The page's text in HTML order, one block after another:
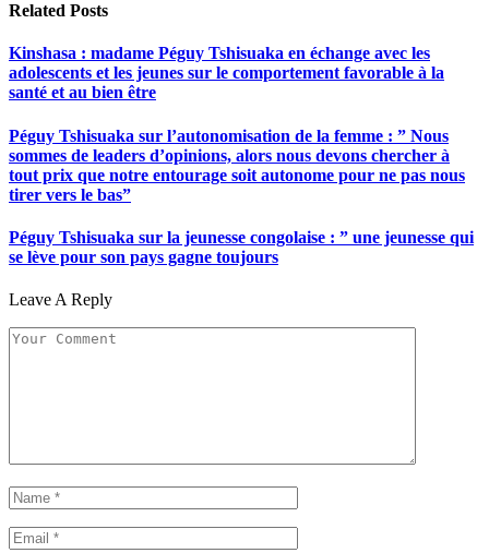
Related Posts
Kinshasa : madame Péguy Tshisuaka en échange avec les
adolescents et les jeunes sur le comportement favorable à la
santé et au bien être
Péguy Tshisuaka sur l’autonomisation de la femme : ” Nous
sommes de leaders d’opinions, alors nous devons chercher à
tout prix que notre entourage soit autonome pour ne pas nous
tirer vers le bas”
Péguy Tshisuaka sur la jeunesse congolaise : ” une jeunesse qui
se lève pour son pays gagne toujours
Leave A Reply